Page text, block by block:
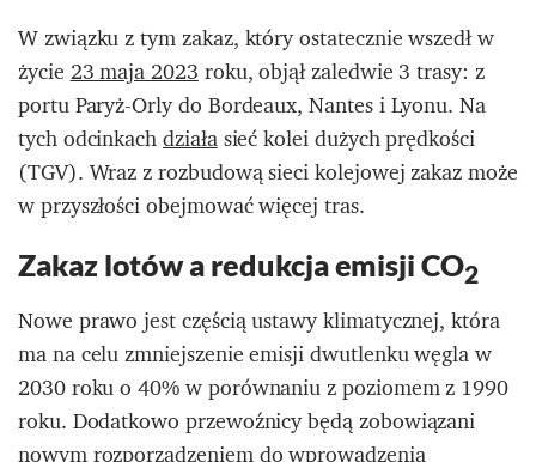
W związku z tym zakaz, który ostatecznie wszedł w
życie23 maja 2023roku, objął zaledwie 3 trasy: z
portu Paryż-Orly do Bordeaux, Nantes i Lyonu. Na
tych odcinkachdziałasieć kolei dużych prędkości
(TGV). Wraz z rozbudową sieci kolejowej zakaz może
w przyszłości obejmować więcej tras.
Zakaz lotów a redukcja emisji CO2
Nowe prawo jest częścią ustawy klimatycznej, która
ma na celu zmniejszenie emisji dwutlenku węgla w
2030 roku o 40% w porównaniu z poziomem z 1990
roku. Dodatkowo przewoźnicy będą zobowiązani
nowymrozporządzeniemdo wprowadzenia